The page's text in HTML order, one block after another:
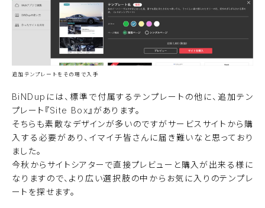
追加テンプレートをその場で入手
BiNDupには、標準で付属するテンプレートの他に、追加テン
プレート『Site Box』があります。
そちらも素敵なデザインが多いのですがサービスサイトから購
入する必要があり、イマイチ皆さんに届き難いなと思っており
ました。
今秋からサイトシアターで直接プレビューと購入が出来る様に
なりますので、より広い選択肢の中からお気に入りのテンプレ
ートを探せます。